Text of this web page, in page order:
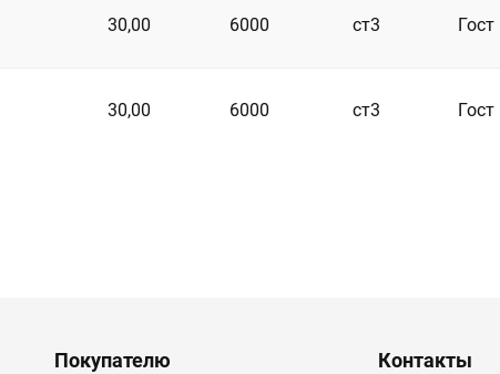
30,00 6000 ст3 Гост
30,00 6000 ст3 Гост
Покупателю Контакты